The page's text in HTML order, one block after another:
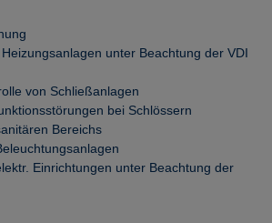
unter Beachtung der VDI
von Schließanlagen
bei Schlössern
Bereichs
Einrichtungen unter Beachtung der